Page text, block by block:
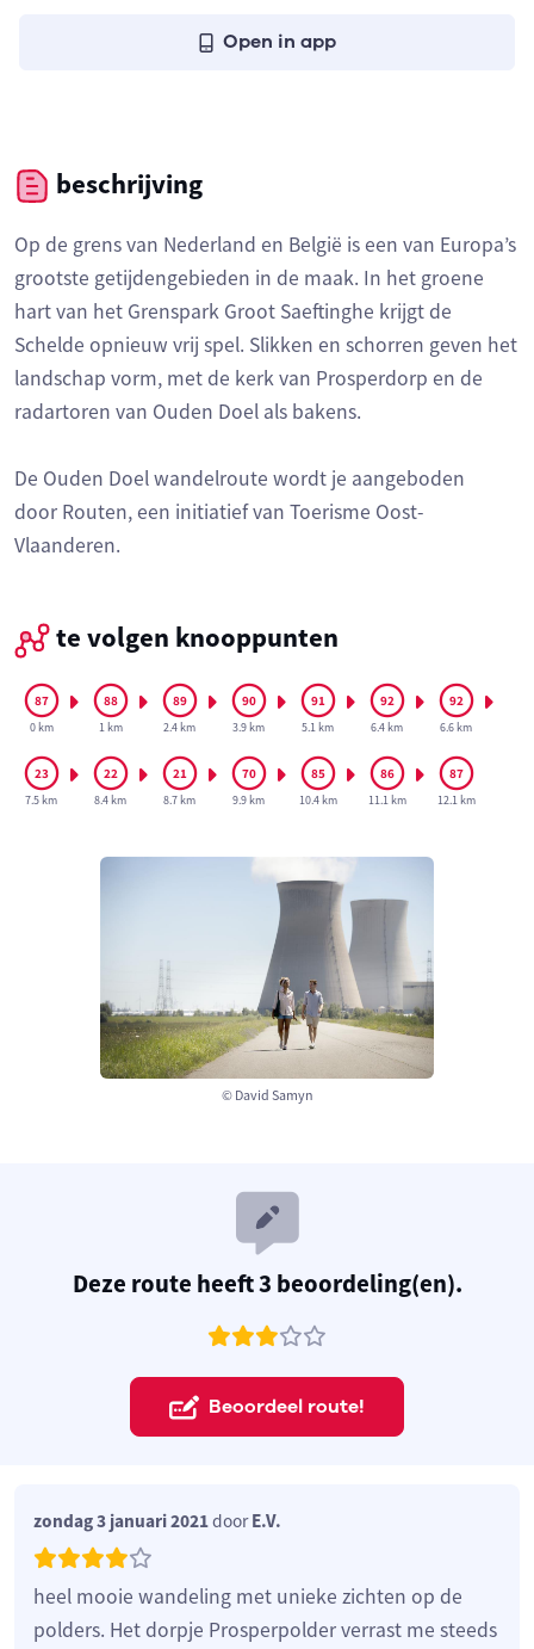
Open in app
© David Samyn
beschrijving
Op de grens van Nederland en België is een van Europa’s
grootste getijdengebieden in de maak. In het groene
hart van het Grenspark Groot Saeftinghe krijgt de
Schelde opnieuw vrij spel. Slikken en schorren geven het
landschap vorm, met de kerk van Prosperdorp en de
radartoren van Ouden Doel als bakens.
De Ouden Doel wandelroute wordt je aangeboden
door Routen, een initiatief van Toerisme Oost-
Vlaanderen.
te volgen knooppunten
0 km 1 km 2.4 km 3.9 km 5.1 km 6.4 km 6.6 km
7.5 km 8.4 km 8.7 km 9.9 km 10.4 km 11.1 km 12.1 km
Deze route heeft 3 beoordeling(en).
Beoordeel route!
zondag 3 januari 2021doorE.V.
heel mooie wandeling met unieke zichten op de
polders. Het dorpje Prosperpolder verrast me steeds